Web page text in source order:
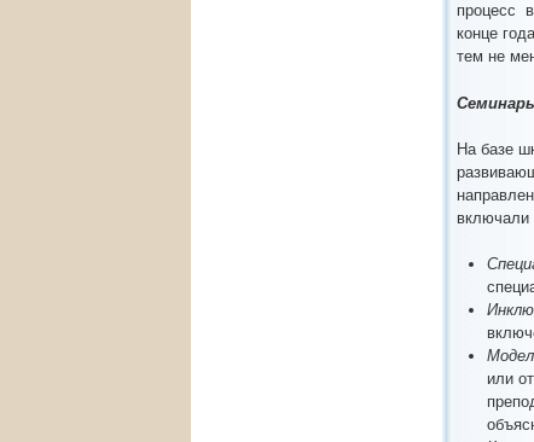
процесс
конце
тем не
На базе
или